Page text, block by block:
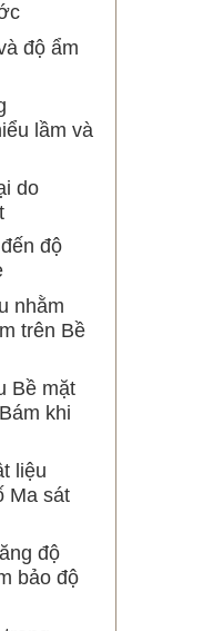
độ ẩm
lầm và
do
độ
nhằm
trên Bề
Bề mặt
khi
liệu
Ma sát
độ
bảo độ